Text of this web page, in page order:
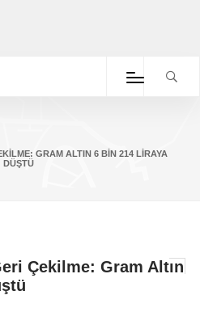
GRAM ALTIN 6 BIN 214 LIRAYA
DÜŞTÜ
Çekilme: Gram Altın